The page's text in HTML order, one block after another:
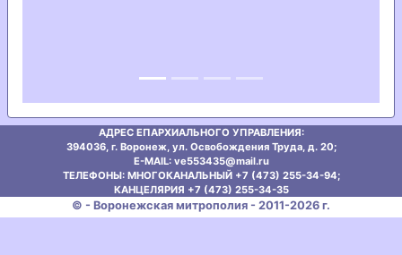
АДРЕС ЕПАРХИАЛЬНОГО УПРАВЛЕНИЯ:
394036, г. Воронеж, ул. Освобождения Труда, д. 20;
E-MAIL: ve553435@mаil.ru
ТЕЛЕФОНЫ: МНОГОКАНАЛЬНЫЙ +7 (473) 255-34-94;
КАНЦЕЛЯРИЯ +7 (473) 255-34-35
© - Воронежская митрополия - 2011-2026 г.